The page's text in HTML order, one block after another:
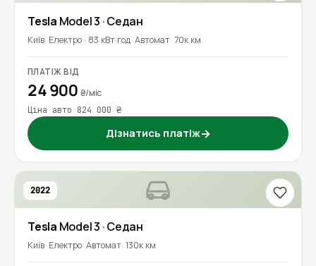
Tesla Model 3 · Седан
Київ Електро · 83 кВт·год Автомат 70к км
ПЛАТІЖ ВІД
24 900 ₴/міс
Ціна авто 824 000 ₴
Дізнатись платіж→
2022
Tesla Model 3 · Седан
Київ Електро Автомат 130к км